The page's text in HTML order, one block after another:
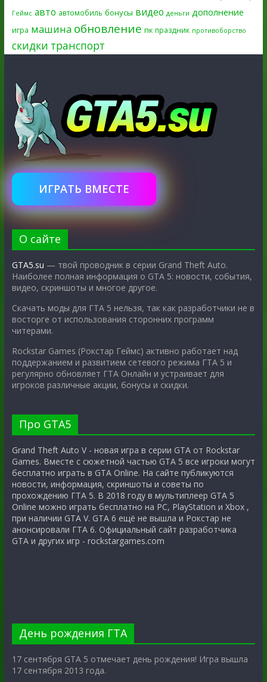
Геймс авто автомобиль бонусы видео деньги дополнение
игра машина обновление пк праздник противоборство
скидки транспорт
ИГРАТЬ ВМЕСТЕ
О сайте
GTA5.su — твой проводник в серии Grand Theft Auto.
Наиболее полная информация о GTA 5: новости, события,
видео, скриншоты и многое другое.
Скачать моды для ГТА 5 нельзя, так как разработчики не в
восторге от использования сторонних программ
читерами.
Rockstar Games (Рокстар Геймс) активно работает над
поддержанием и развитием сетевого режима ГТА 5 и
регулярно обновляет ГТА Онлайн и устраивает для
игроков различные акции, бонусы и скидки.
Про GTA5
Grand Theft Auto V - новая игра в серии GTA от Rockstar
Games. Вместе с сюжетной частью GTA 5 все игроки могут
бесплатно играть в GTA Online. На сайте публикуются
новости, информация, скриншоты и советы по
прохождению ГТА 5. В 2018 году в мультиплеер GTA 5
Online можно играть бесплатно на PC, PlayStation и Xbox ,
при наличии GTA V. GTA 6 ещё не вышла и Рокстар не
анонсировали ГТА 6. Официальный сайт разработчика
GTA и других игр - rockstargames.com
День рождения ГТА
17 сентября GTA 5 отмечает день рождения! Игра вышла
17 сентября 2013 года.